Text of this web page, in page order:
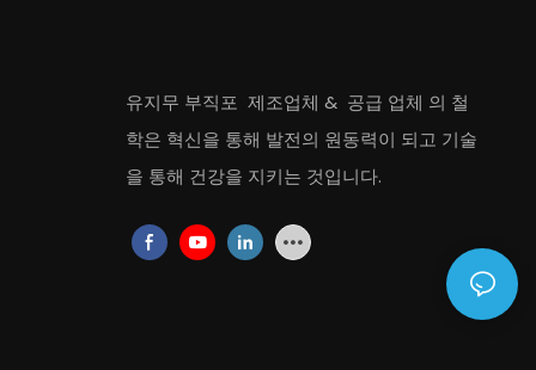
유지무 부직포 제조업체 & 공급 업체 의 철
학은 혁신을 통해 발전의 원동력이 되고 기술
을 통해 건강을 지키는 것입니다.